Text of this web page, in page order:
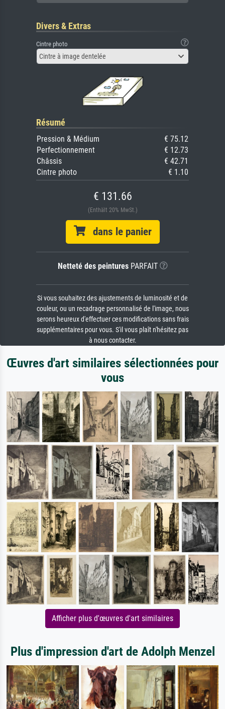
Divers & Extras
Cintre photo
Cintre à image dentelée
Résumé
Pression & Médium
€ 75.12
Perfectionnement
€ 12.73
Châssis
€ 42.71
Cintre photo
€ 1.10
€ 131.66
(Enthält 20% MwSt.)
dans le panier
Netteté des peinturesPARFAIT
Si vous souhaitez des ajustements de luminosité et de
couleur, ou un recadrage personnalisé de l'image, nous
serons heureux d'effectuer ces modifications sans frais
supplémentaires pour vous. S'il vous plaît n'hésitez pas
à nous contacter.
Œuvres d'art similaires sélectionnées pour
vous
Afficher plus d'œuvres d'art similaires
Plus d'impression d'art de Adolph Menzel